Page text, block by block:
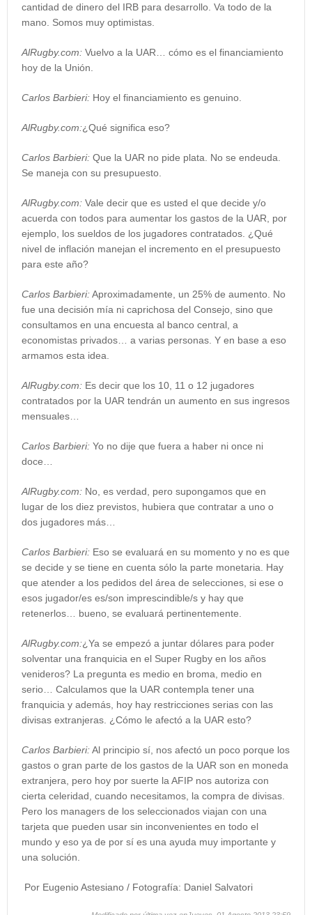
cantidad de dinero del IRB para desarrollo. Va todo de la
mano. Somos muy optimistas.
AlRugby.com: Vuelvo a la UAR… cómo es el financiamiento
hoy de la Unión.
Carlos Barbieri: Hoy el financiamiento es genuino.
AlRugby.com:¿Qué significa eso?
Carlos Barbieri: Que la UAR no pide plata. No se endeuda.
Se maneja con su presupuesto.
AlRugby.com: Vale decir que es usted el que decide y/o
acuerda con todos para aumentar los gastos de la UAR, por
ejemplo, los sueldos de los jugadores contratados. ¿Qué
nivel de inflación manejan el incremento en el presupuesto
para este año?
Carlos Barbieri:Aproximadamente, un 25% de aumento. No
fue una decisión mía ni caprichosa del Consejo, sino que
consultamos en una encuesta al banco central, a
economistas privados… a varias personas. Y en base a eso
armamos esta idea.
AlRugby.com: Es decir que los 10, 11 o 12 jugadores
contratados por la UAR tendrán un aumento en sus ingresos
mensuales…
Carlos Barbieri: Yo no dije que fuera a haber ni once ni
doce…
AlRugby.com: No, es verdad, pero supongamos que en
lugar de los diez previstos, hubiera que contratar a uno o
dos jugadores más…
Carlos Barbieri: Eso se evaluará en su momento y no es que
se decide y se tiene en cuenta sólo la parte monetaria. Hay
que atender a los pedidos del área de selecciones, si ese o
esos jugador/es es/son imprescindible/s y hay que
retenerlos… bueno, se evaluará pertinentemente.
AlRugby.com:¿Ya se empezó a juntar dólares para poder
solventar una franquicia en el Super Rugby en los años
venideros? La pregunta es medio en broma, medio en
serio… Calculamos que la UAR contempla tener una
franquicia y además, hoy hay restricciones serias con las
divisas extranjeras. ¿Cómo le afectó a la UAR esto?
Carlos Barbieri:Al principio sí, nos afectó un poco porque los
gastos o gran parte de los gastos de la UAR son en moneda
extranjera, pero hoy por suerte la AFIP nos autoriza con
cierta celeridad, cuando necesitamos, la compra de divisas.
Pero los managers de los seleccionados viajan con una
tarjeta que pueden usar sin inconvenientes en todo el
mundo y eso ya de por sí es una ayuda muy importante y
una solución.
Por Eugenio Astesiano / Fotografía: Daniel Salvatori